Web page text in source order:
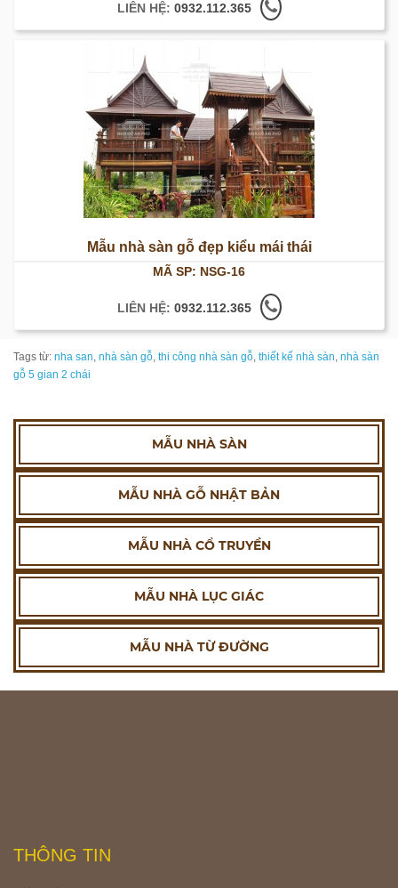
LIÊN HỆ: 0932.112.365
Mẫu nhà sàn gỗ đẹp kiểu mái thái
MÃ SP: NSG-16
LIÊN HỆ: 0932.112.365
Tags từ: nha san, nhà sàn gỗ, thi công nhà sàn gỗ, thiết kế nhà sàn, nhà sàn
gỗ 5 gian 2 chái
MẪU NHÀ SÀN
MẪU NHÀ GỖ NHẬT BẢN
MẪU NHÀ CỔ TRUYỀN
MẪU NHÀ LỤC GIÁC
MẪU NHÀ TỪ ĐƯỜNG
THÔNG TIN